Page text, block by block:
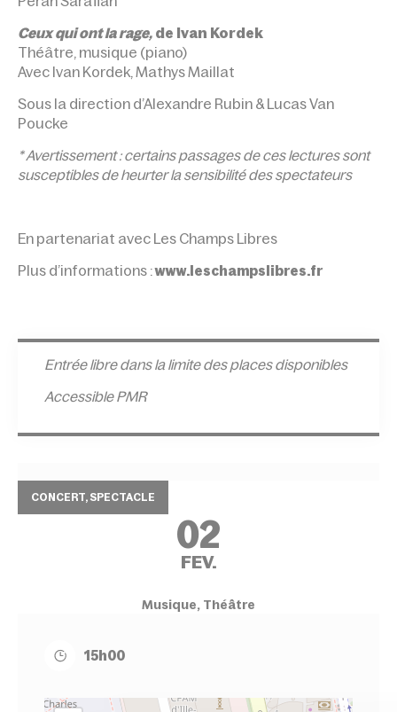
Ceux qui ont la rage, de Ivan Kordek
Théâtre, musique (piano)
Avec Ivan Kordek, Mathys Maillat
Sous la direction d’Alexandre Rubin & Lucas Van
Poucke
* Avertissement : certains passages de ces lectures sont
susceptibles de heurter la sensibilité des spectateurs
En partenariat avec Les Champs Libres
Plus d’informations :www.leschampslibres.fr
Entrée libre dans la limite des places disponibles
Accessible PMR
CONCERT, SPECTACLE
02
FEV.
Musique, Théâtre
15h00